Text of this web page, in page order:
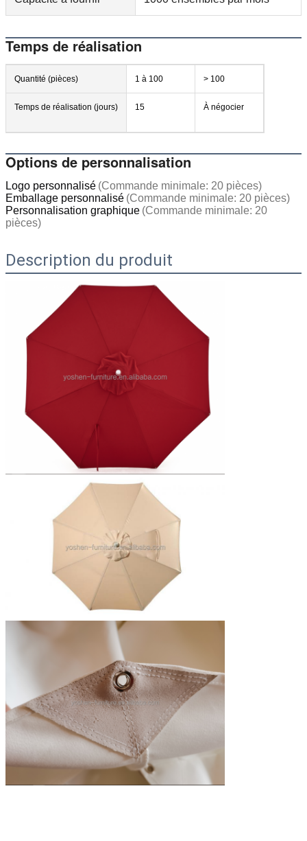
Temps de réalisation
Quantité (pièces) 1 à 100 > 100
Temps de réalisation (jours) 15 À négocier
Options de personnalisation
Logo personnalisé (Commande minimale: 20 pièces)
Emballage personnalisé (Commande minimale: 20 pièces)
Personnalisation graphique (Commande minimale: 20
pièces)
Description du produit